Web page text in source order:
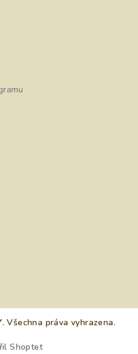
. Všechna práva vyhrazena.
Shoptet